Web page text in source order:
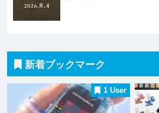
新着ブックマーク
1 User